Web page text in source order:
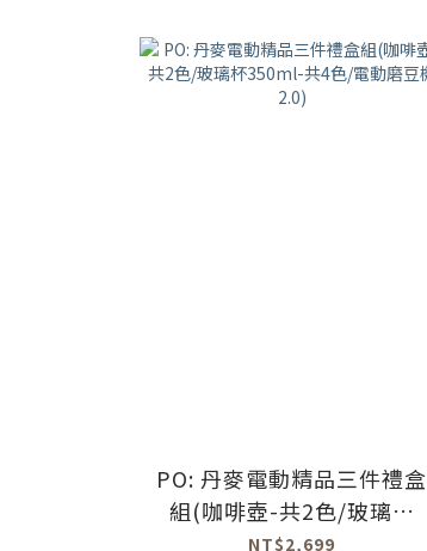
PO: 丹麥電動精品三件禮盒
組(咖啡壺-共2色/玻璃杯
350ml-共4色/電動磨豆機
NT$2,699